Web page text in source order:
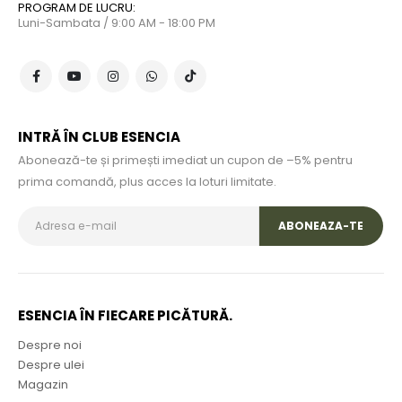
PROGRAM DE LUCRU:
Luni-Sambata / 9:00 AM - 18:00 PM
INTRĂ ÎN CLUB ESENCIA
Abonează-te și primești imediat un cupon de –5% pentru
prima comandă, plus acces la loturi limitate.
ESENCIA ÎN FIECARE PICĂTURĂ.
Despre noi
Despre ulei
Magazin